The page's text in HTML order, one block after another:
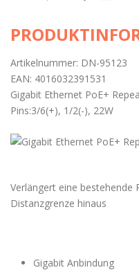
Artikelnummer: DN-95123
EAN: 4016032391531
Gigabit Ethernet PoE+
Pins:3/6(+), 1/2(-), 22W
Verlängert eine bestehende
Distanzgrenze hinaus
Gigabit Anbindung